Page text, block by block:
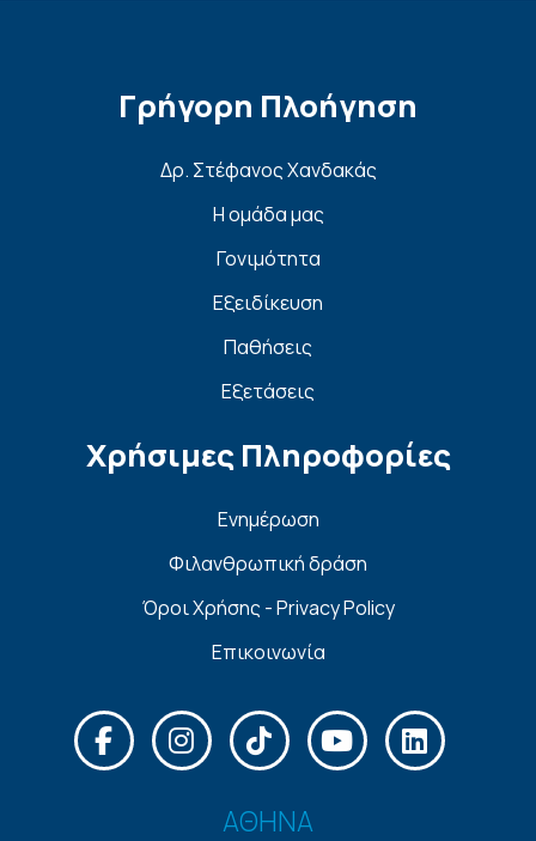
Γρήγορη Πλοήγηση
Δρ. Στέφανος Χανδακάς
Η ομάδα μας
Γονιμότητα
Εξειδίκευση
Παθήσεις
Εξετάσεις
Χρήσιμες Πληροφορίες
Ενημέρωση
Φιλανθρωπική δράση
Όροι Χρήσης - Privacy Policy
Επικοινωνία
ΑΘΗΝΑ